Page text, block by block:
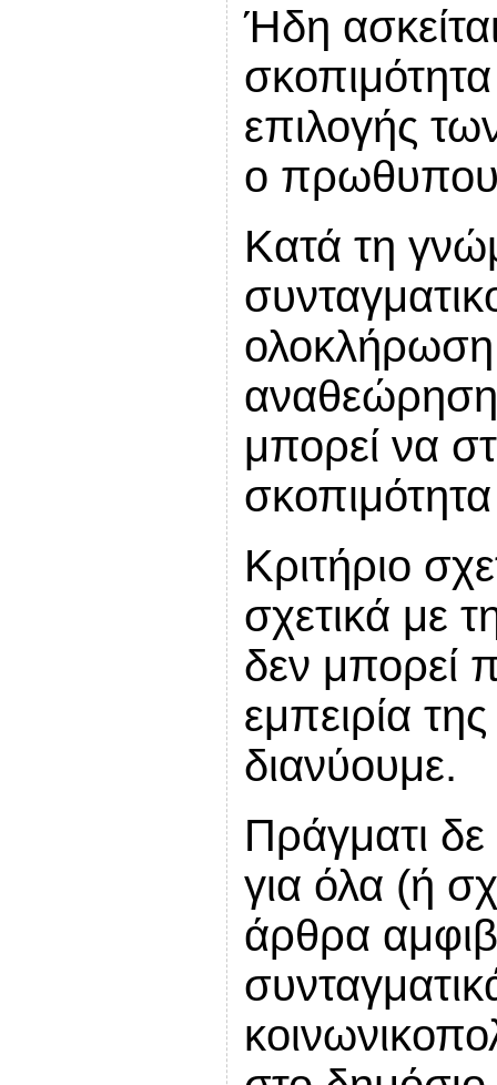
Ήδη
επιλογής
ο
Κατά τη
μπορεί να
Κριτήριο
σχετικά με
δεν μπορεί
εμπειρία
διανύουμε.
Πράγματι δε
για όλα (ή
άρθρα